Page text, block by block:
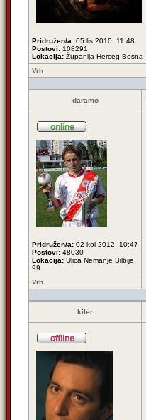
Pridružen/a: 05 lis 2010, 11:48
Postovi: 108291
Lokacija: Županija Herceg-Bosna
Vrh
daramo
Pridružen/a: 02 kol 2012, 10:47
Postovi: 48030
Lokacija: Ulica Nemanje Bilbije
99
Vrh
kiler